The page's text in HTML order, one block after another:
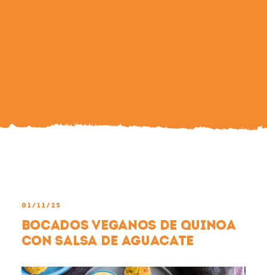
01/11/25
Bocados veganos de Quinoa
con salsa de aguacate